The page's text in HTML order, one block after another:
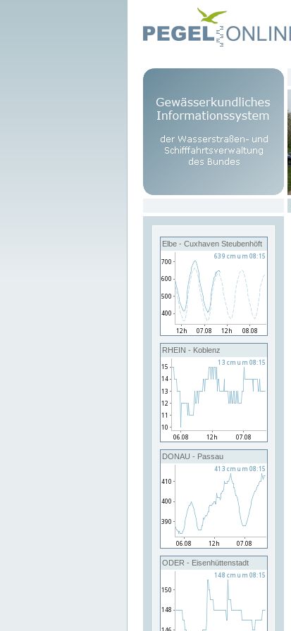
Elbe - Cuxhaven Steubenhöft
RHEIN - Koblenz
DONAU - Passau
ODER - Eisenhüttenstadt